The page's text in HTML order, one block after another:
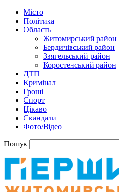
Місто
Політика
Область
Житомирський район
Бердичівський район
Звягельський район
Коростенський район
ДТП
Кримінал
Гроші
Спорт
Цікаво
Скандали
Фото/Відео
Пошук